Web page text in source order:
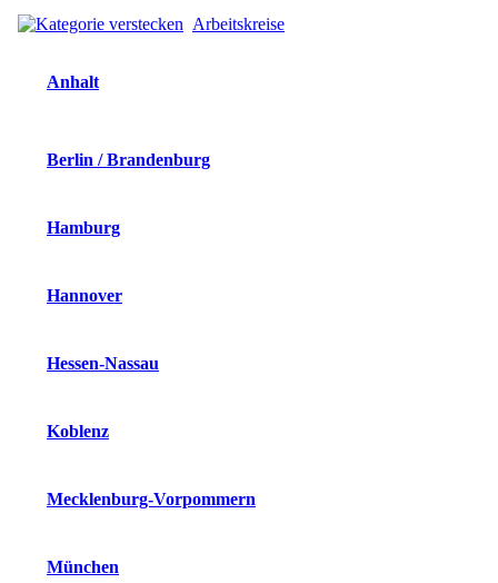
Arbeitskreise
Anhalt
Berlin / Brandenburg
Hamburg
Hannover
Hessen-Nassau
Koblenz
Mecklenburg-Vorpommern
München